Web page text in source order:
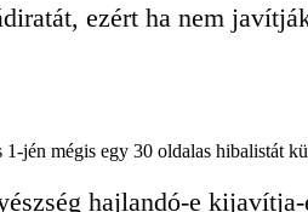
ezért ha nem
jén mégis egy 30 oldalas hibalistát
hajlandó-e kijavítja-